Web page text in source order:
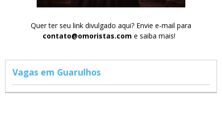
Quer ter seu link divulgado aqui? Envie e-mail para
contato@omoristas.com e saiba mais!
Vagas em Guarulhos